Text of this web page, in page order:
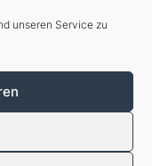
unseren Service zu